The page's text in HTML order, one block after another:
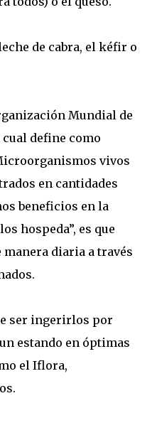
de cabra, el kéfir o
Mundial de
cual define como
vivos
en cantidades
beneficios en la
hospeda”, es que
manera diaria a través
ser ingerirlos por
estando en óptimas
el Iflora,